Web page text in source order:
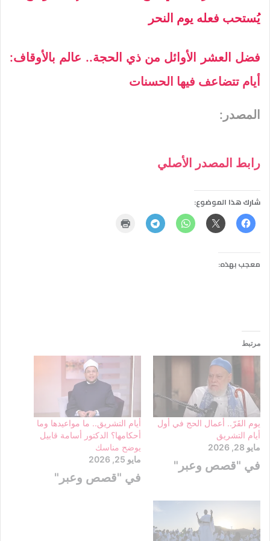
يُستحب فعله يوم النحر
فضل العشر الأوائل من ذي الحجة.. عالم بالأوقاف:
أيام تتضاعف فيها الحسنات
المصدر:
رابط المصدر الأصلي
شارك هذا الموضوع:
معجب بهذه:
مرتبط
يوم القَرّ.. أعمال الحج في أول
أيام التشريق
مايو 28, 2026
في "قصص وعبر"
أيام التشريق.. ما مواعيدها وما
أحكامها؟ الدكتور أسامة قابيل
يوضح مناسك
مايو 25, 2026
في "قصص وعبر"